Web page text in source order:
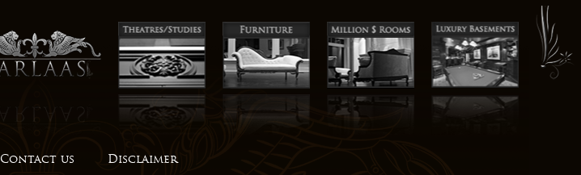
achterliet, als een adem van frisse lucht op een zonnige dag. Terwijl ik las,
personages gratis boeken lezen mij vormde.
balans die met gemak de dunne lijn tussen terughoudendheid en overdaad
persoonlijkheden en verledens van de personages op een natuurlijke en
gevoel van hoop en optimisme, wetende dat er hulpbronnen beschikbaar zijn om
Contact us Disclaimer